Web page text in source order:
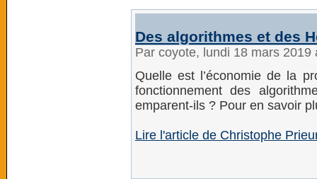
Des algorithmes et des
Par coyote, lundi 18 mars
Quelle est l’économie de la
fonctionnement des
emparent-ils ? Pour en savoir
Lire l'article de Christophe